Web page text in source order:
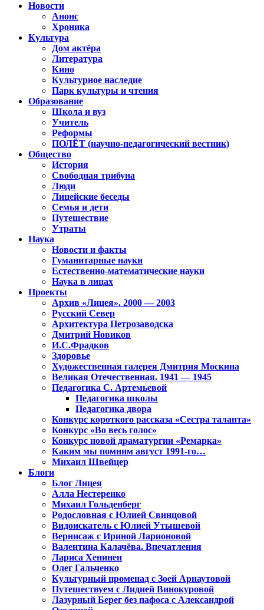
Новости
Анонс
Хроника
Культура
Дом актёра
Литература
Кино
Культурное наследие
Парк культуры и чтения
Образование
Школа и вуз
Учитель
Реформы
ПОЛЁТ (научно-педагогический вестник)
Общество
История
Свободная трибуна
Люди
Лицейские беседы
Семья и дети
Путешествие
Утраты
Наука
Новости и факты
Гуманитарные науки
Естественно-математические науки
Наука в лицах
Проекты
Архив «Лицея». 2000 — 2003
Русский Север
Архитектура Петрозаводска
Дмитрий Новиков
И.С.Фрадков
Здоровье
Художественная галерея Дмитрия Москина
Великая Отечественная. 1941 — 1945
Педагогика С. Артемьевой
Педагогика школы
Педагогика двора
Конкурс короткого рассказа «Сестра таланта»
Конкурс «Во весь голос»
Конкурс новой драматургии «Ремарка»
Каким мы помним август 1991-го…
Михаил Швейцер
Блоги
Блог Лицея
Алла Нестеренко
Михаил Гольденберг
Родословная с Юлией Свинцовой
Видоискатель с Юлией Утышевой
Вернисаж с Ириной Ларионовой
Валентина Калачёва. Впечатления
Лариса Хенинен
Олег Гальченко
Культурный променад с Зоей Арнаутовой
Путешествуем с Лидией Винокуровой
Лазурный Берег без пафоса с Александрой